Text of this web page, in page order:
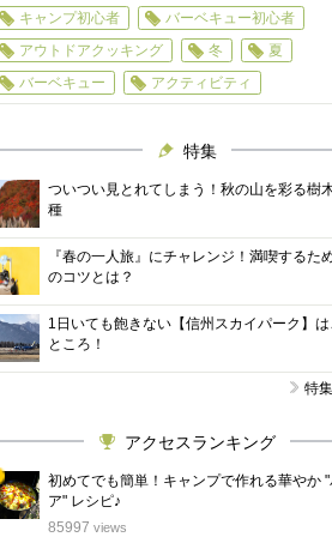
キャンプ初心者
バーベキュー初心者
アウトドアクッキング
冬
夏
バーベキュー
アクティビティ
特集
ついつい見とれてしまう！秋の山を彩る樹
種
『春の一人旅』にチャレンジ！満喫するた
のコツとは？
1日いても飽きない【信州スカイパーク】は
ところ！
特
アクセスランキング
初めてでも簡単！キャンプで作れる華やか "
ア" レシピ♪
85997 views